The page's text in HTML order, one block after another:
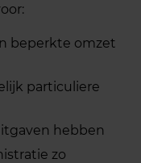
beperkte omzet
particuliere
hebben
zo